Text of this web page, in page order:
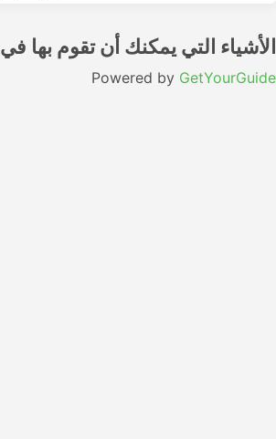
الأشياء التي يمكنك أن تقوم بها في Mumbai
Powered by GetYourGuide